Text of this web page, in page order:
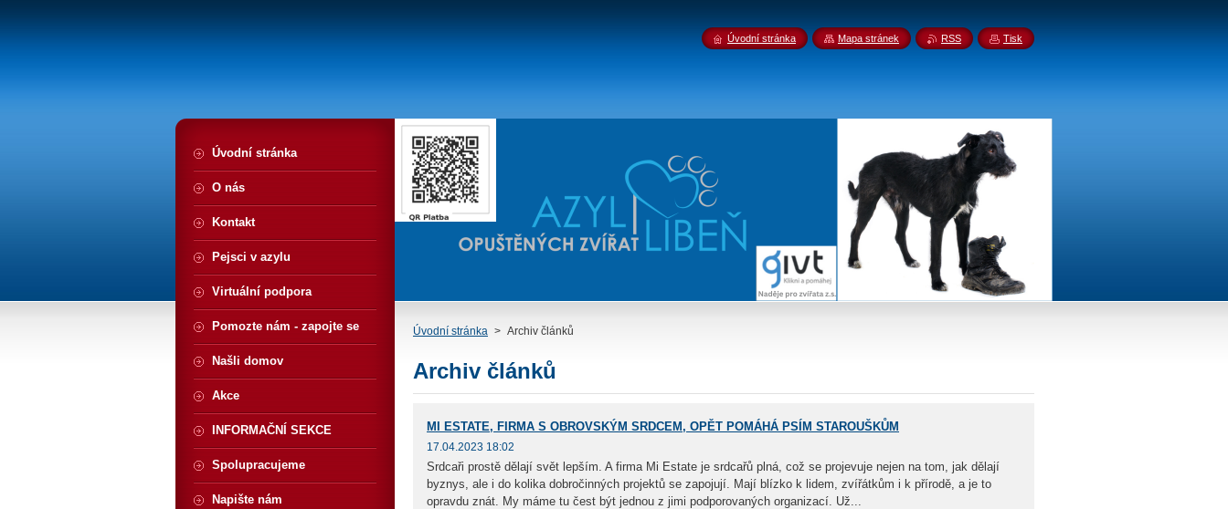
Úvodní stránka > Archiv článků
Archiv článků
MI ESTATE, FIRMA S OBROVSKÝM SRDCEM, OPĚT POMÁHÁ PSÍM STAROUŠKŮM
17.04.2023 18:02
Srdcaři prostě dělají svět lepším. A firma Mi Estate je srdcařů plná, což se projevuje nejen na tom, jak dělají
byznys, ale i do kolika dobročinných projektů se zapojují. Mají blízko k lidem, zvířátkům i k přírodě, a je to
opravdu znát. My máme tu čest být jednou z jimi podporovaných organizací. Už...
Úvodní stránka
O nás
Kontakt
Pejsci v azylu
Virtuální podpora
Pomozte nám - zapojte se
Našli domov
Akce
INFORMAČNÍ SEKCE
Spolupracujeme
Napište nám
Úvodní stránka Mapa stránek RSS Tisk